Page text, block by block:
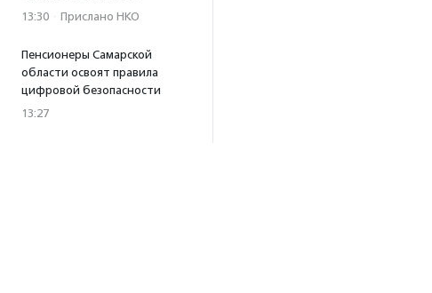
13:30 · Прислано НКО
Пенсионеры Самарской
области освоят правила
цифровой безопасности
13:27